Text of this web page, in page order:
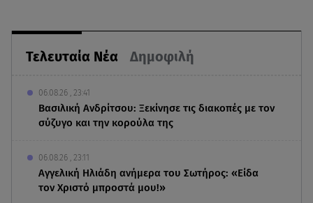
Τελευταία Νέα Δημοφιλή
06.08.26 , 23:41
Βασιλική Ανδρίτσου: Ξεκίνησε τις διακοπές με τον
σύζυγο και την κορούλα της
06.08.26 , 23:11
Αγγελική Ηλιάδη ανήμερα του Σωτήρος: «Είδα
τον Χριστό μπροστά μου!»